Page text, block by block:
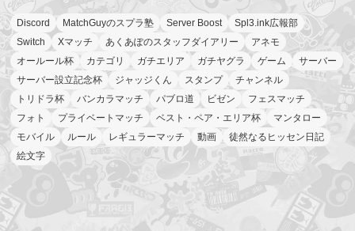
Discord MatchGuyのスプラ塾 Server Boost
Spl3.ink広報部
Switch
Xマッチ あくあぽのスタッフダイアリー
アネモ
オールール杯
カテゴリ ガチエリア ガチヤグラ ゲーム
サーバー
サーバー設立記念杯
ジャッジくん スタンプ
チャンネル
トリドラ杯
バンカラマッチ パブロ道 ビゼン
フェスマッチ
フォト
プライベートマッチ ベスト・ペア・エリア杯
マンタロー
モバイル
ルール レギュラーマッチ 動画
徒然なるヒッセン日記
絵文字